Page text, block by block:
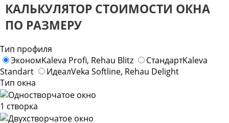
КАЛЬКУЛЯТОР СТОИМОСТИ ОКНА
ПО РАЗМЕРУ
Тип профиля
ЭкономKaleva Profi, Rehau Blitz СтандартKaleva
Standart
ИдеалVeka Softline, Rehau Delight
Тип окна
1 створка